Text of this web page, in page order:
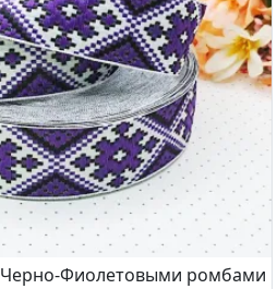
Фиолетовыми ромбами